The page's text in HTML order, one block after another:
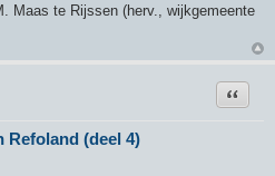
Maas te Rijssen (herv., wijkgemeente
Refoland (deel 4)
Citeer